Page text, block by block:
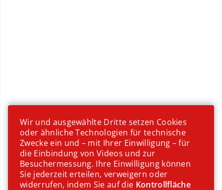
Wir und ausgewählte Dritte setzen Cookies
oder ähnliche Technologien für technische
Zwecke ein und – mit Ihrer Einwilligung – für
die Einbindung von Videos und zur
Besuchermessung. Ihre Einwilligung können
Sie jederzeit erteilen, verweigern oder
widerrufen, indem Sie auf die Kontrollfläche